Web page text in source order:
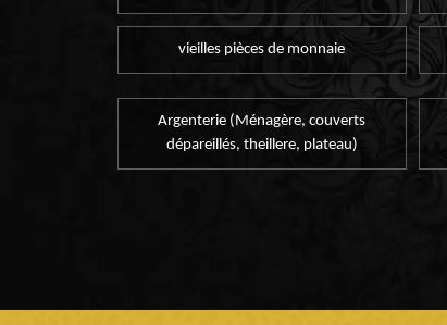
vieilles pièces de monnaie
Argenterie (Ménagère, couverts
dépareillés, theillere, plateau)